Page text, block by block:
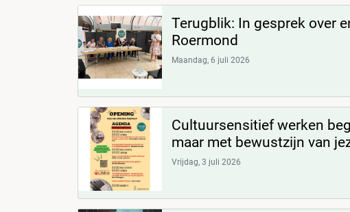
Terugblik: In gesprek over
Roermond
Maandag, 6 juli 2026
Cultuursensitief werken
maar met bewustzijn van
Vrijdag, 3 juli 2026